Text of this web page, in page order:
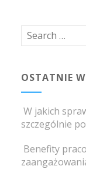
OSTATNIE
W jakich
szczególnie
Benefity